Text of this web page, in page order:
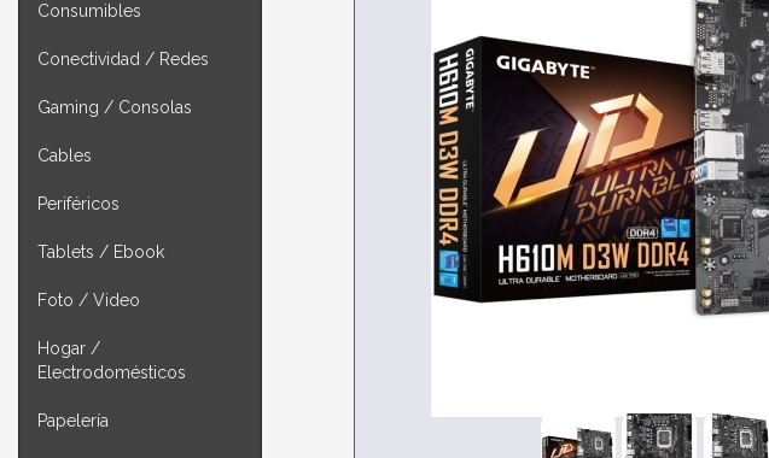
Consumibles
Conectividad / Redes
Gaming / Consolas
Cables
Periféricos
Tablets / Ebook
Foto / Video
Hogar /
Electrodomésticos
Papelería